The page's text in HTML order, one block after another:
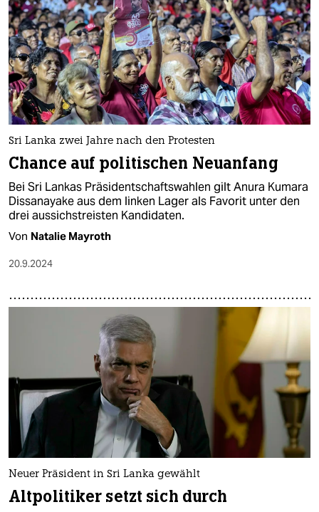
abo
genossenschaft
epaper login
Sri Lanka zwei Jahre nach den Protesten
Chance auf politischen Neuanfang
Bei Sri Lankas Präsidentschaftswahlen gilt Anura Kumara
Dissanayake aus dem linken Lager als Favorit unter den
drei aussichstreisten Kandidaten.
Von Natalie Mayroth
20.9.2024
Neuer Präsident in Sri Lanka gewählt
Altpolitiker setzt sich durch